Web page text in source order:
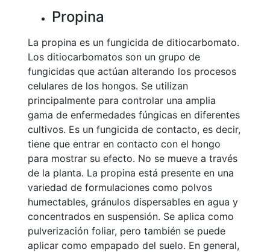
Propina
La propina es un fungicida de ditiocarbomato.
Los ditiocarbomatos son un grupo de
fungicidas que actúan alterando los procesos
celulares de los hongos. Se utilizan
principalmente para controlar una amplia
gama de enfermedades fúngicas en diferentes
cultivos. Es un fungicida de contacto, es decir,
tiene que entrar en contacto con el hongo
para mostrar su efecto. No se mueve a través
de la planta. La propina está presente en una
variedad de formulaciones como polvos
humectables, gránulos dispersables en agua y
concentrados en suspensión. Se aplica como
pulverización foliar, pero también se puede
aplicar como empapado del suelo. En general,